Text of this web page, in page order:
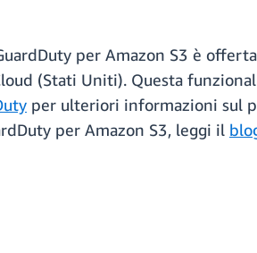
per Amazon S3 è
(Stati Uniti). Questa
per ulteriori informazioni sul
per Amazon S3, leggi il